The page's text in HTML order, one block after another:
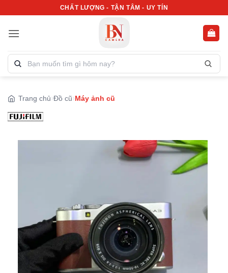
nội
CHẤT LƯỢNG - TẬN TÂM - UY TÍN
Tìm
kiếm
phẩm:
Trang chủ Đồ cũ Máy ảnh cũ